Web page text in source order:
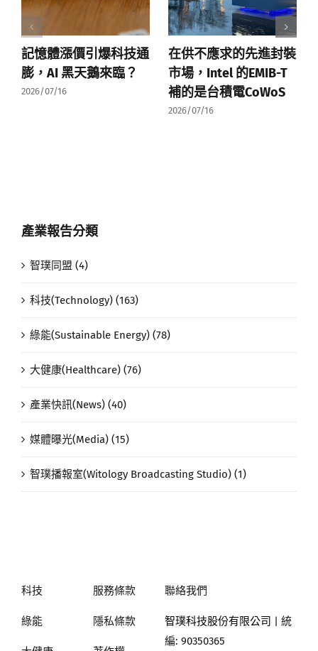
記憶體漲價引爆科技通
膨，AI 黑天鵝來臨？
2026/07/16
在供不應求的先進封裝
市場，Intel 的EMIB-T
補的是台積電CoWoS
2026/07/16
產業報告分類
智璞同盟 (4)
科技(Technology) (163)
綠能(Sustainable Energy) (78)
大健康(Healthcare) (76)
產業快訊(News) (40)
媒體曝光(Media) (15)
智璞播報室(Witology Broadcasting Studio) (1)
科技
綠能
服務條款
隱私條款
聯絡我們
智璞科技股份有限公司 | 統
編: 90350365